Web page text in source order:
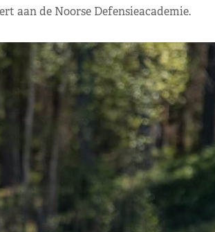
aan de Noorse Defensieacademie.